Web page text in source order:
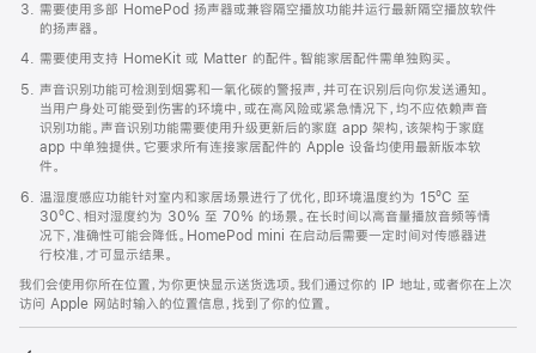
需要使用多部 HomePod 扬声器或兼容隔空播放功能并运行最新隔空播放软件
的扬声器。
需要使用支持 HomeKit 或 Matter 的配件。智能家居配件需单独购买。
声音识别功能可检测到烟雾和一氧化碳的警报声，并可在识别后向你发送通知。
当用户身处可能受到伤害的环境中，或在高风险或紧急情况下，均不应依赖声音
识别功能。声音识别功能需要使用升级更新后的家庭 app 架构，该架构于家庭
app 中单独提供。它要求所有连接家居配件的 Apple 设备均使用最新版本软
件。
温湿度感应功能针对室内和家居场景进行了优化，即环境温度约为 15ºC 至
30ºC、相对湿度约为 30% 至 70% 的场景。在长时间以高音量播放音频等情
况下，准确性可能会降低。HomePod mini 在启动后需要一定时间对传感器进
行校准，才可显示结果。
我们会使用你所在位置，为你更快显示送货选项。我们通过你的 IP 地址，或者你在上次
访问 Apple 网站时输入的位置信息，找到了你的位置。